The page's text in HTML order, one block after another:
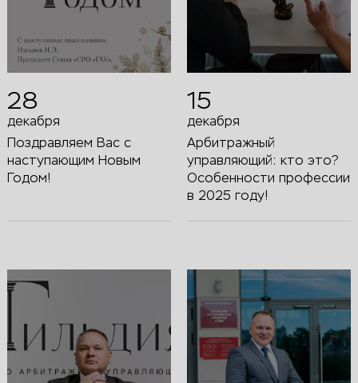
28
декабря
Поздравляем Вас с
наступающим Новым
Годом!
15
декабря
Арбитражный
управляющий: кто это?
Особенности профессии
в 2025 году!